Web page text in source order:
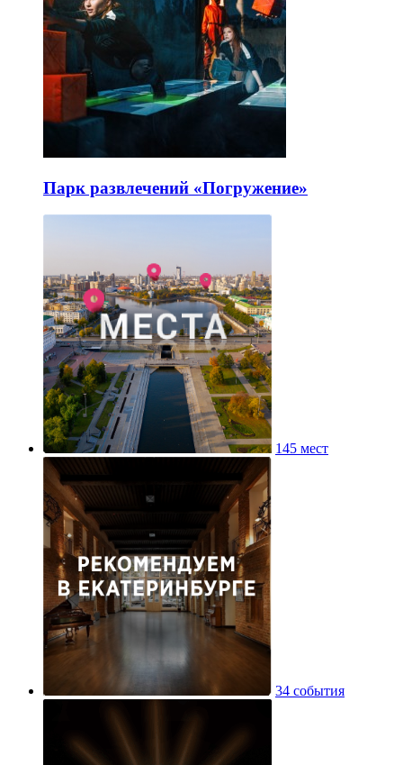
Парк развлечений «Погружение»
145 мест
34 события